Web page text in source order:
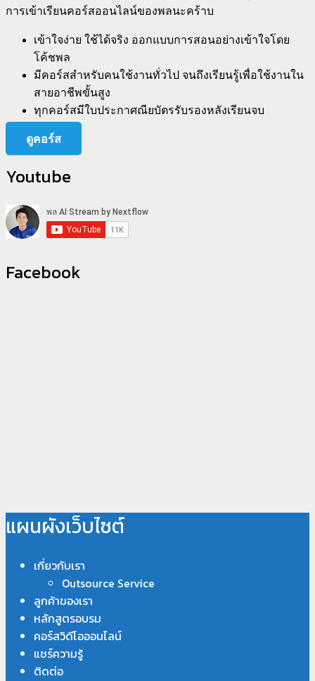
การเข้าเรียนคอร์สออนไลน์ของพลนะคร้าบ
เข้าใจง่าย ใช้ได้จริง ออกแบบการสอนอย่างเข้าใจโดย
โค้ชพล
มีคอร์สสำหรับคนใช้งานทั่วไป จนถึงเรียนรู้เพื่อใช้งานใน
สายอาชีพขั้นสูง
ทุกคอร์สมีใบประกาศณียบัตรรับรองหลังเรียนจบ
ดูคอร์ส
Youtube
Facebook
แผนผังเว็บไซต์
เกี่ยวกับเรา
Outsource Service
ลูกค้าของเรา
หลักสูตรอบรม
คอร์สวิดีโอออนไลน์
แชร์ความรู้
ติดต่อ